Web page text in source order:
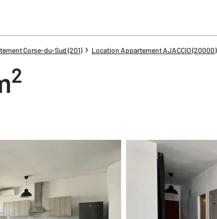
Corse-du-Sud (201) Location Appartement AJACCIO (20000)
2